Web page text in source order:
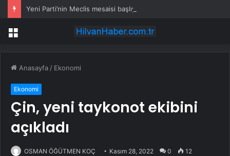
Menü
Anasayfa / Ekonomi
Ekonomi
Çin, yeni taykonot ekibini
açıkladı
OSMAN ÖĞÜTMEN KOÇ Kasım 28, 2022 0 12